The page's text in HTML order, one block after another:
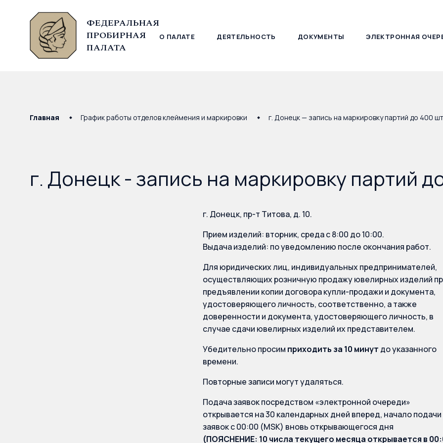
ФЕДЕРАЛЬНАЯ
ПРОБИРНАЯ
ПАЛАТА
О ПАЛАТЕ ДЕЯТЕЛЬНОСТЬ ДОКУМЕНТЫ ЭЛЕКТРОННАЯ
© Федеральная пробирная палата, 2026
Главная График работы отделов клеймения и маркировки г. Донецк — запись на маркировку партий до 400
г. Донецк - запись на маркировку партий
г. Донецк, пр-т Титова, д. 10.
Прием изделий: вторник, среда с 8:00 до 10:00.
Выдача изделий: по уведомлению после окончания работ.
Для юридических лиц, индивидуальных предпринимателей,
осуществляющих розничную продажу ювелирных изделий
предъявлении копии договора купли-продажи и документа,
удостоверяющего личность, соответственно, а также
доверенности и документа, удостоверяющего личность, в
случае сдачи ювелирных изделий их представителем.
Убедительно просим приходить за 10 минут до указанного
времени.
Повторные записи могут удаляться.
Подача заявок посредством «электронной очереди»
открывается на 30 календарных дней вперед, начало подачи
заявок с 00:00 (MSK) вновь открывающегося дня
(ПОЯСНЕНИЕ: 10 числа текущего месяца открывается в